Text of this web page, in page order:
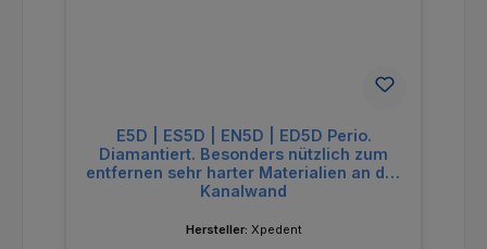
E5D | ES5D | EN5D | ED5D Perio.
Diamantiert. Besonders nützlich zum
entfernen sehr harter Materialien an der
Kanalwand
Hersteller: Xpedent